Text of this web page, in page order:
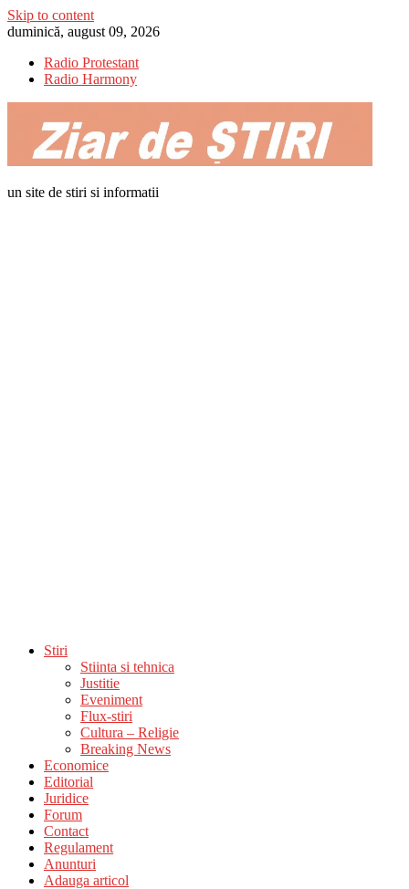
Skip to content
duminică, august 09, 2026
Radio Protestant
Radio Harmony
un site de stiri si informatii
Stiri
Stiinta si tehnica
Justitie
Eveniment
Flux-stiri
Cultura – Religie
Breaking News
Economice
Editorial
Juridice
Forum
Contact
Regulament
Anunturi
Adauga articol